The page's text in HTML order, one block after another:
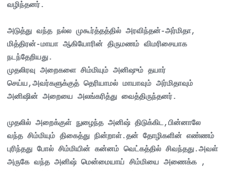
வழிந்தனர்.
அடுத்து வந்த நல்ல முகூர்த்தத்தில் அரவிந்தன்-அர்மிதா,
மித்திரன்-மாயா ஆகியோரின் திருமணம் விமரிசையாக
நடந்தேறியது.
முதலிரவு அறைகளை சிம்மியும் அனிஷும் தயார்
செய்ய,அவர்களுக்குத் தெரியாமல் மாயாவும் அர்மிதாவும்
அனிஷின் அறையை அலங்கரித்து வைத்திருந்தனர்.
முதலில் அறைக்குள் நுழைந்த அனிஷ் திடுக்கிட,பின்னாலே
வந்த சிம்மியும் திகைத்து நின்றாள்.தன் தோழிகளின் எண்ணம்
புரிந்தது போல் சிம்மியின் கன்னம் வெட்கத்தில் சிவந்தது.அவள்
அருகே வந்த அனிஷ் மென்மையாய் சிம்மியை அணைக்க ,